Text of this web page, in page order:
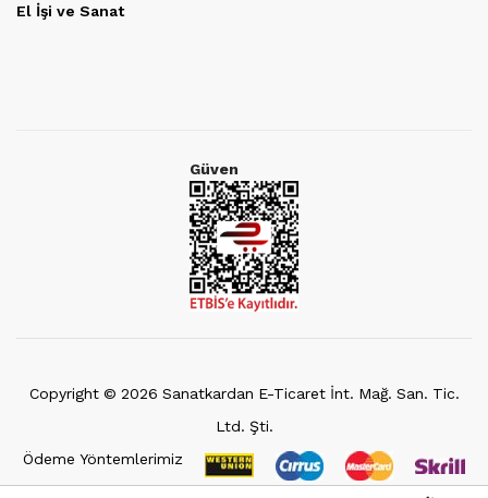
El İşi ve Sanat
Güven
Copyright © 2026 Sanatkardan E-Ticaret İnt. Mağ. San. Tic.
Ltd. Şti.
Ödeme Yöntemlerimiz